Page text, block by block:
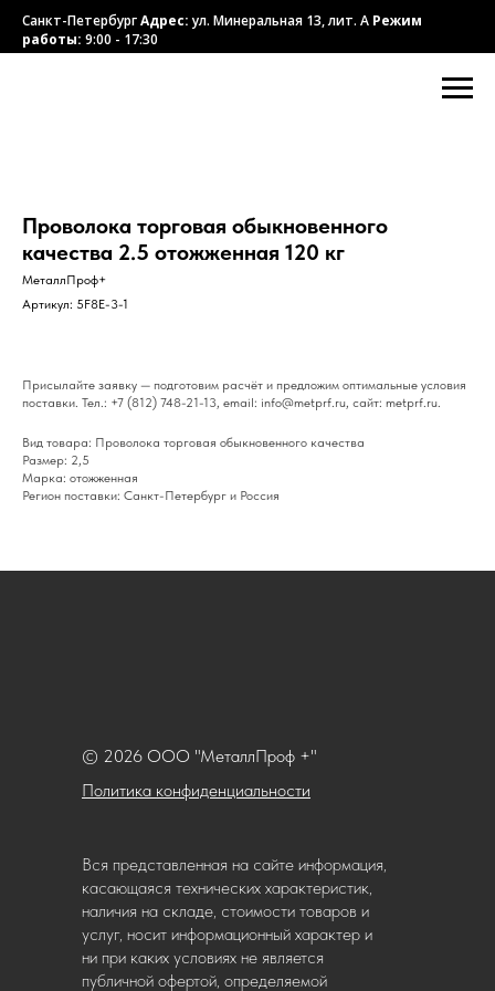
Санкт-ПетербургАдрес:ул. Минеральная 13, лит. А Режим
работы: 9:00 - 17:30
Проволока торговая обыкновенного
качества 2.5 отожженная 120 кг
МеталлПроф+
Артикул: 5F8E-3-1
Присылайте заявку — подготовим расчёт и предложим оптимальные условия
поставки. Тел.: +7 (812) 748-21-13, email: info@metprf.ru, сайт: metprf.ru.
Вид товара: Проволока торговая обыкновенного качества
Размер: 2,5
Марка: отожженная
Регион поставки: Санкт-Петербург и Россия
Политика конфиденциальности
© 2026 ООО "МеталлПроф +"
Вся представленная на сайте информация,
касающаяся технических характеристик,
наличия на складе, стоимости товаров и
услуг, носит информационный характер и
ни при каких условиях не является
публичной офертой, определяемой